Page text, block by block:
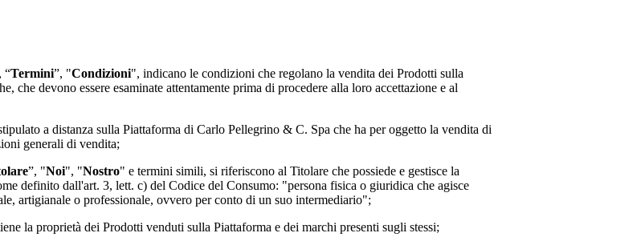
“Termini”, "Condizioni", indicano le condizioni che regolano la vendita dei Prodotti sulla
che devono essere esaminate attentamente prima di procedere alla loro accettazione e al
a distanza sulla Piattaforma diCarlo Pellegrino & C. Spa che ha per oggetto la vendita di
generali di vendita;
”, "Noi", "Nostro" e termini simili, si riferiscono al Titolare che possiede e gestisce la
definito dall'art. 3, lett. c) del Codice del Consumo: "persona fisica o giuridica che agisce
artigianale o professionale, ovvero per conto di un suo intermediario";
la proprietà dei Prodotti venduti sulla Piattaforma e dei marchi presenti sugli stessi;